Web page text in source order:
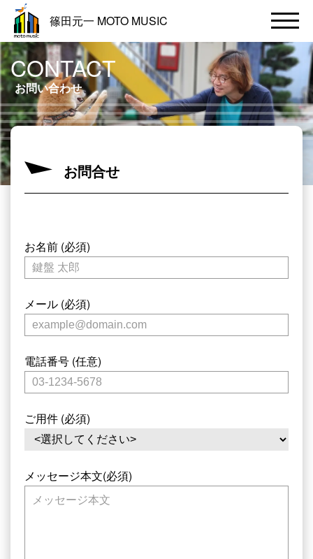
篠田元一 MOTO MUSIC
CONTACT
お問い合わせ
お問合せ
お名前 (必須)
メール (必須)
電話番号 (任意)
ご用件 (必須)
メッセージ本文(必須)